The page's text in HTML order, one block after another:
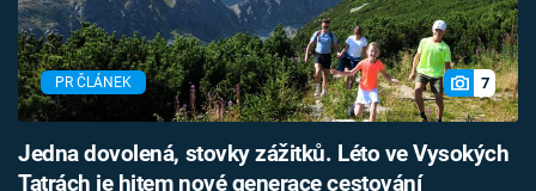
PR ČLÁNEK 7
Jedna dovolená, stovky zážitků. Léto ve Vysokých
Tatrách je hitem nové generace cestování